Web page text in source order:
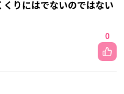
りにはでないのではない
0